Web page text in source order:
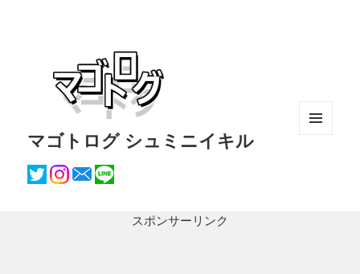
マゴトログ シュミニイキル
スポンサーリンク